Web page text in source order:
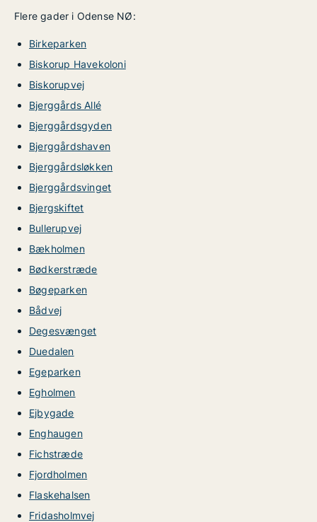
Flere gader i Odense NØ:
Birkeparken
Biskorup Havekoloni
Biskorupvej
Bjerggårds Allé
Bjerggårdsgyden
Bjerggårdshaven
Bjerggårdsløkken
Bjerggårdsvinget
Bjergskiftet
Bullerupvej
Bækholmen
Bødkerstræde
Bøgeparken
Bådvej
Degesvænget
Duedalen
Egeparken
Egholmen
Ejbygade
Enghaugen
Fichstræde
Fjordholmen
Flaskehalsen
Fridasholmvej